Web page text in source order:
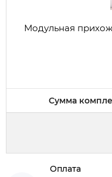
Модульная
Сумма
Оплата